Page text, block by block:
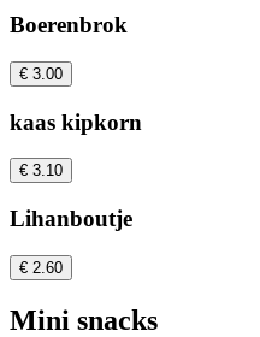
Boerenbrok
€ 3.00
kaas kipkorn
€ 3.10
Lihanboutje
€ 2.60
Mini snacks